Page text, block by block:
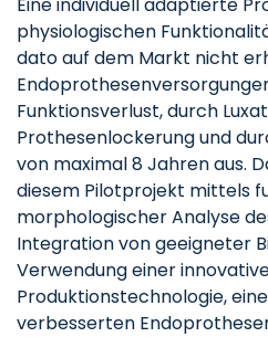
physiologischen
dato auf dem Markt nicht
Funktionsverlust, durch
Prothesenlockerung und
von maximal 8 Jahren aus.
diesem Pilotprojekt mittels
morphologischer Analyse
Integration von geeigneter
Verwendung einer
Produktionstechnologie,
verbesserten